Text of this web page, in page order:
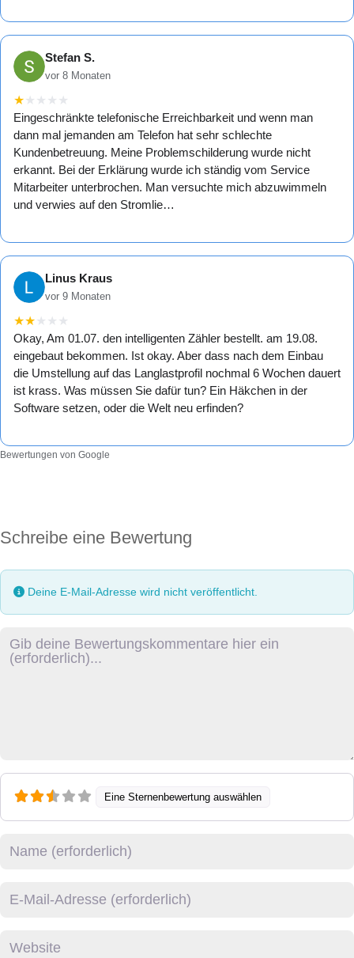
Stefan S.
vor 8 Monaten
★ ★ ★ ★ ★
Eingeschränkte telefonische Erreichbarkeit und wenn man
dann mal jemanden am Telefon hat sehr schlechte
Kundenbetreuung. Meine Problemschilderung wurde nicht
erkannt. Bei der Erklärung wurde ich ständig vom Service
Mitarbeiter unterbrochen. Man versuchte mich abzuwimmeln
und verwies auf den Stromlie…
Linus Kraus
vor 9 Monaten
★★ ★ ★ ★
Okay, Am 01.07. den intelligenten Zähler bestellt. am 19.08.
eingebaut bekommen. Ist okay. Aber dass nach dem Einbau
die Umstellung auf das Langlastprofil nochmal 6 Wochen dauert
ist krass. Was müssen Sie dafür tun? Ein Häkchen in der
Software setzen, oder die Welt neu erfinden?
Bewertungen von Google
Schreibe eine Bewertung
Deine E-Mail-Adresse wird nicht veröffentlicht.
Rezensionstext
Eine Sternenbewertung auswählen